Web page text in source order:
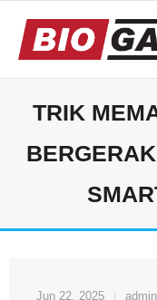
content
TRIK
Jun 22, 2025